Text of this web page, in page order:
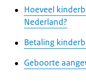
Hoeveel
Nederland?
Betaling
Geboorte